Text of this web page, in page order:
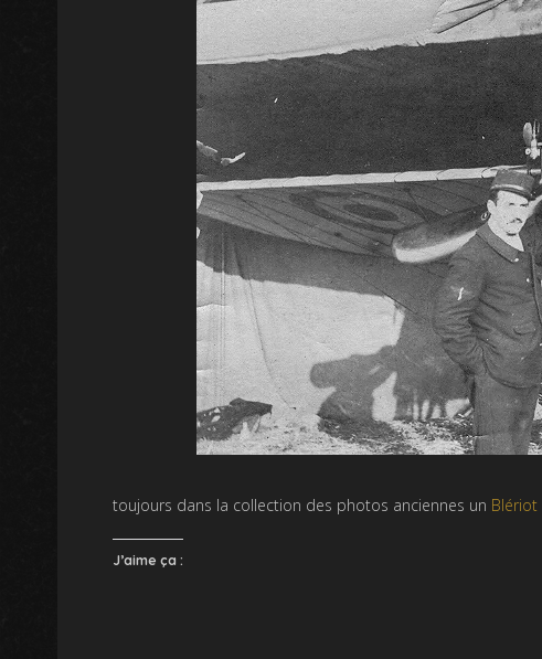
toujours dans la collection des photos anciennes un Blériot
J’aime ça :